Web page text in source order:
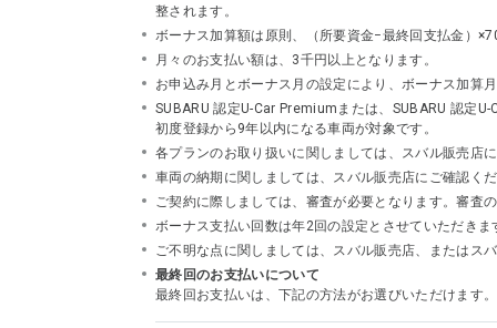
整されます。
ボーナス加算額は原則、（所要資金−最終回支払金）
月々のお支払い額は、3千円以上となります。
お申込み月とボーナス月の設定により、ボーナス加算
SUBARU 認定U-Car Premiumまたは、SUBARU 認定
初度登録から9年以内になる車両が対象です。
各プランのお取り扱いに関しましては、スバル販売店
車両の納期に関しましては、スバル販売店にご確認く
ご契約に際しましては、審査が必要となります。審査
ボーナス支払い回数は年2回の設定とさせていただきま
ご不明な点に関しましては、スバル販売店、または
最終回のお支払いについて
最終回お支払いは、下記の方法がお選びいただけます。